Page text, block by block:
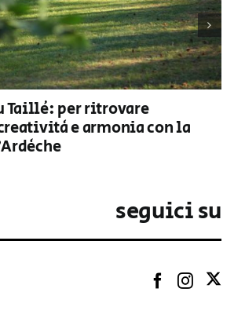
Taillé: per ritrovare
e armonia con la
seguici su